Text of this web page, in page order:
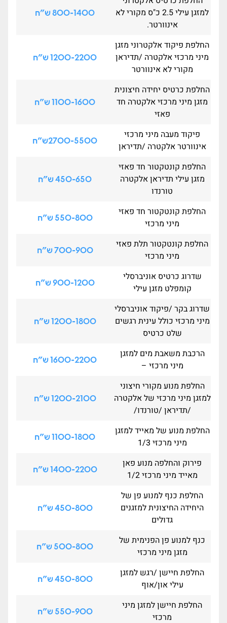
למזגן עילי 2.5 כ"ס מקורי לא
אינוורטר.
800-1400 ש"ח
החלפת פיקוד אלקטרוני מזגן
מיני מרכזי אלקטרה /תדיראן
מקורי לא אינוורטר
1200-2200 ש"ח
החלפת כרטיס יחידה חיצונית
מזגן מיני מרכזי אלקטרה חד
פאזי
1100-1600 ש"ח
פיקוד מעבה מיני מרכזי
אינוורטר אלקטרה /תדיראן
2700-5500ש"ח
החלפת קונטקטור חד פאזי
מזגן עילי תדיראן אלקטרה
טורנדו
450-650 ש"ח
החלפת קונטקטור חד פאזי
מיני מרכזי
550-800 ש"ח
החלפת קונטקטור תלת פאזי
מיני מרכזי
700-900 ש"ח
שדרוג כרטיס אוניברסלי
קומפלט מזגן עילי
900-1200 ש"ח
שדרוג בקר /פיקוד אוניברסלי
מיני מרכזי כולל עינית רגשים
שלט כרטיס
1200-1800 ש"ח
הרכבת משאבת מים למזגן
מיני מרכזי –
1600-2200 ש"ח
החלפת מנוע מקורי חיצוני
למזגן מיני מרכזי של אלקטרה
/תדיראן /טורנדו/
1200-2100 ש"ח
החלפת מנוע של מאייד למזגן
מיני מרכזי 1/3
1100-1800 ש"ח
פירוק והחלפה מנוע פאן
מאייד מיני מרכזי 1/2
1400-2200 ש"ח
החלפת כנף למנוע פן של
היחידה החיצונית למזגנים
גדולים
450-800 ש"ח
כנף למנוע פן הפנימית של
מזגן מיני מרכזי
500-800 ש"ח
החלפת חיישן /רגש למזגן
עילי און/אוף
450-800 ש"ח
החלפת חיישן למזגן מיני
מרכזי
550-900 ש"ח